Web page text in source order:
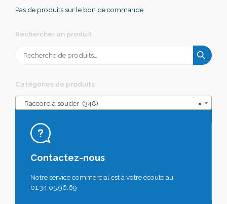
Pas de produits sur le bon de commande
Rechercher un produit
pour :
Catégories de produits
×
Raccord à souder (348)
Contactez-nous
Notre service commercial est à votre écoute au
01.34.05.96.69